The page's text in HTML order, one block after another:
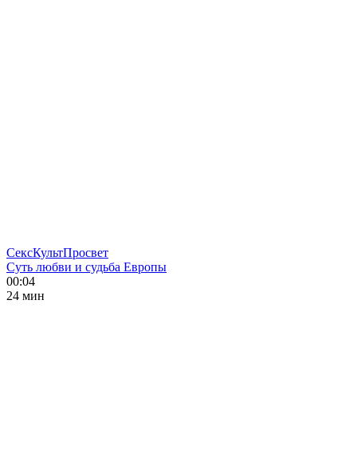
СексКультПросвет
Суть любви и судьба Европы
00:04
24 мин